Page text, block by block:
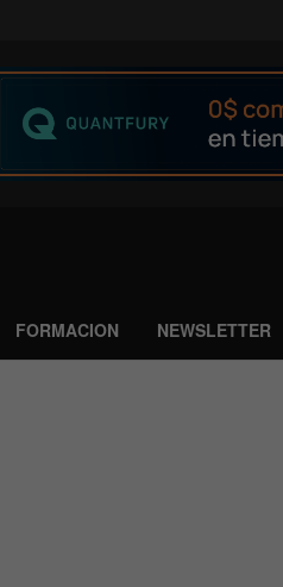
FORMACION NEWSLETTER